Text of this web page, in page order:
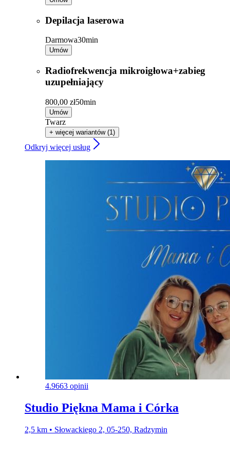
Depilacja laserowa
Darmowa30min
Umów
Radiofrekwencja mikroigłowa+zabieg
uzupełniający
800,00 zł50min
Umów
Twarz
+ więcej wariantów (1)
Odkryj więcej usług
4.9663 opinii
Studio Piękna Mama i Córka
2,5 km • Słowackiego 2, 05-250, Radzymin